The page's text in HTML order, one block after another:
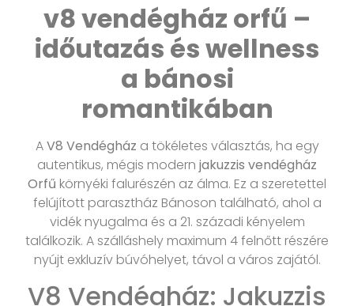
v8 vendégház orfű –
időutazás és wellness
a bánosi
romantikában
AV8 Vendégház a tökéletes választás, ha egy
autentikus, mégis modern jakuzzis vendégház
Orfű környéki falurészén az álma. Ez a szeretettel
felújított parasztház Bánoson található, ahol a
vidék nyugalma és a 21. századi kényelem
találkozik. A szálláshely maximum 4 felnőtt részére
nyújt exkluzív búvóhelyet, távol a város zajától.
V8 Vendégház: Jakuzzis